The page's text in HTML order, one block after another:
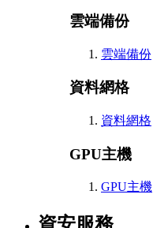
雲端備份
雲端備份
資料網格
資料網格
GPU主機
GPU主機